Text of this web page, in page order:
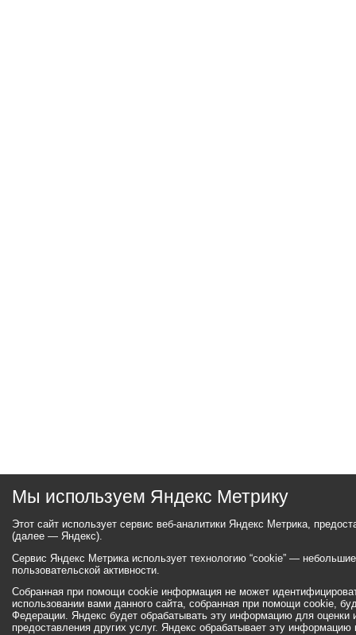
Мы используем Яндекс Метрику
Этот сайт использует сервис веб-аналитики Яндекс Метрика,
(далее — Яндекс).
Сервис Яндекс Метрика использует технологию “cookie” —
пользовательской активности.
Собранная при помощи cookie информация не может
использовании вами данного сайта, собранная при помощи cookie,
Федерации. Яндекс будет обрабатывать эту информацию для оценки
предоставления других услуг. Яндекс обрабатывает эту